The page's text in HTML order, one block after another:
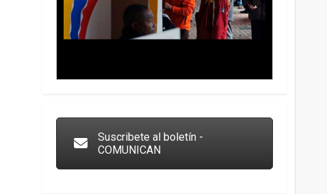
Suscribete al boletín -
COMUNICAN